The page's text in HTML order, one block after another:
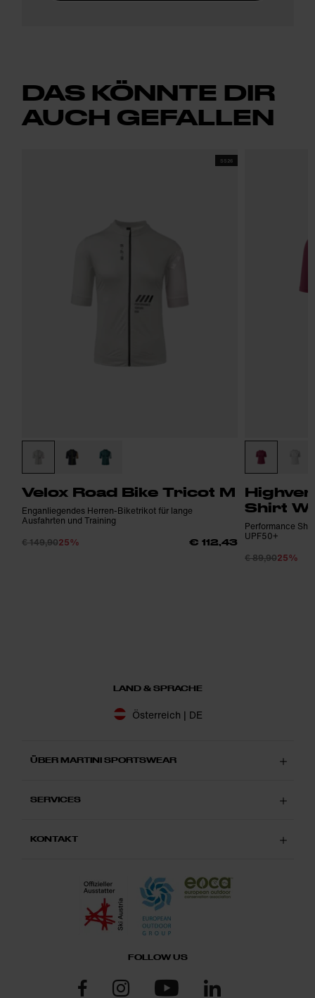
DAS KÖNNTE DIR
AUCH GEFALLEN
SS26
Velox Road Bike Tricot M
Enganliegendes Herren-Biketrikot für lange
Ausfahrten und Training
€ 149,9025% € 112,43
Shirt W
Performance
UPF50+
€ 89,9025%
LAND & SPRACHE
Österreich | DE
ÜBER MARTINI SPORTSWEAR
SERVICES
KONTAKT
FOLLOW US